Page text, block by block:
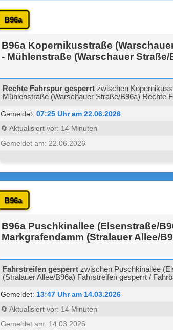
B96a
B96a Kopernikusstraße
- Mühlenstraße (Warschauer Straße/
Rechte Fahrspur gesperrt zwischen
Mühlenstraße (Warschauer Straße/B96a) Rechte
Gemeldet: 07:25 Uhr am 22.06.2026
🔄 Aktualisiert vor: 14 Minuten
Gemeldet am: 22.06.2026
B96a
B96a Puschkinallee (Elsenstraße/
Markgrafendamm (Stralauer Allee/
Fahrstreifen gesperrt zwischen Puschkinallee
(Stralauer Allee/B96a) Fahrstreifen gesperrt /
Gemeldet: 13:47 Uhr am 14.03.2026
🔄 Aktualisiert vor: 14 Minuten
Gemeldet am: 14.03.2026